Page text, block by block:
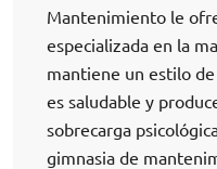
Mantenimiento le
especializada en la
mantiene un estilo
es saludable y
sobrecarga
gimnasia de